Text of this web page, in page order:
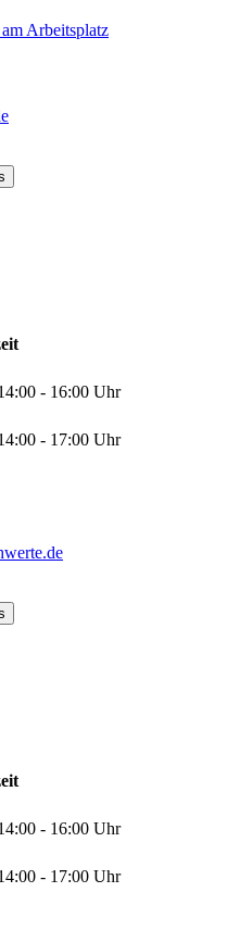
Arbeitsplatz
- 16:00 Uhr
- 17:00 Uhr
- 16:00 Uhr
- 17:00 Uhr